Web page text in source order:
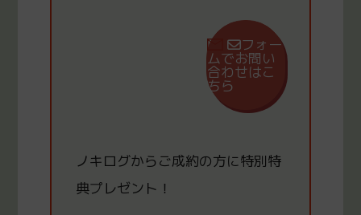
フォー
ムでお問い
合わせはこ
ちら
ノキログからご成約の方に特別特
典プレゼント！